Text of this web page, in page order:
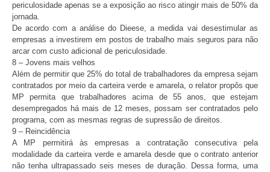
periculosidade apenas se a exposição ao risco atingir mais de 50% da
jornada.
De acordo com a análise do Dieese, a medida vai desestimular as
empresas a investirem em postos de trabalho mais seguros para não
arcar com custo adicional de periculosidade.
8 – Jovens mais velhos
Além de permitir que 25% do total de trabalhadores da empresa sejam
contratados por meio da carteira verde e amarela, o relator propôs que
MP permita que trabalhadores acima de 55 anos, que estejam
desempregados há mais de 12 meses, possam ser contratados pelo
programa, com as mesmas regras de supressão de direitos.
9 – Reincidência
A MP permitirá às empresas a contratação consecutiva pela
modalidade da carteira verde e amarela desde que o contrato anterior
não tenha ultrapassado seis meses de duração. Dessa forma, uma